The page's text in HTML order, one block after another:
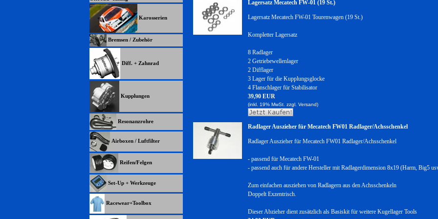
Karosserien
Bremsen / Zubehör
Diff. + Zahnrad
Kupplungen
Resonanzrohre
Airboxen / Luftfilter
Reifen/Felgen
Set-Up + Werkzeuge
Racewear+Toolbox
Lagersatz Mecatech FW-01 (19 St.)
Lagersatz Mecatech FW-01 Tourenwagen (19 St.)
Kompletter Lagersatz
8 Radlager
2 Getriebewellenlager
2 Difflager
3 Lager für die Kupplungsglocke
4 Flanschlager für Stabilisator
39,90 EUR
(inkl. 19% MwSt. zzgl. Versand)
Radlager Auszieher für Mecatech FW01 Radlager/Achsschenkel
Radlager Auszieher für Mecatech FW01 Radlager/Achsschenkel
- passend für Mecatech FW-01
- passend auch für andere Hersteller mit Radlagerdimension 8x19 (Harm, Big5
Zum einfachen ausziehen von Radlagern aus den Achsschenkeln
Doppelt Exzentrisch.
Dieser Abzieher dient zusätzlich als Basiskit für weitere Kugellager Tools